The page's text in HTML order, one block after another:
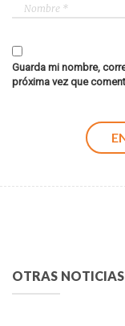
Guarda mi nombre,
próxima vez que
OTRAS NOTICIAS